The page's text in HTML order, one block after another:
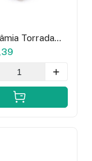
Torrada
- 100g